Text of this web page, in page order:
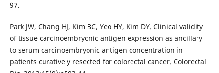
97.
Park JW, Chang HJ, Kim BC, Yeo HY, Kim DY. Clinical validity
of tissue carcinoembryonic antigen expression as ancillary
to serum carcinoembryonic antigen concentration in
patients curatively resected for colorectal cancer. Colorectal